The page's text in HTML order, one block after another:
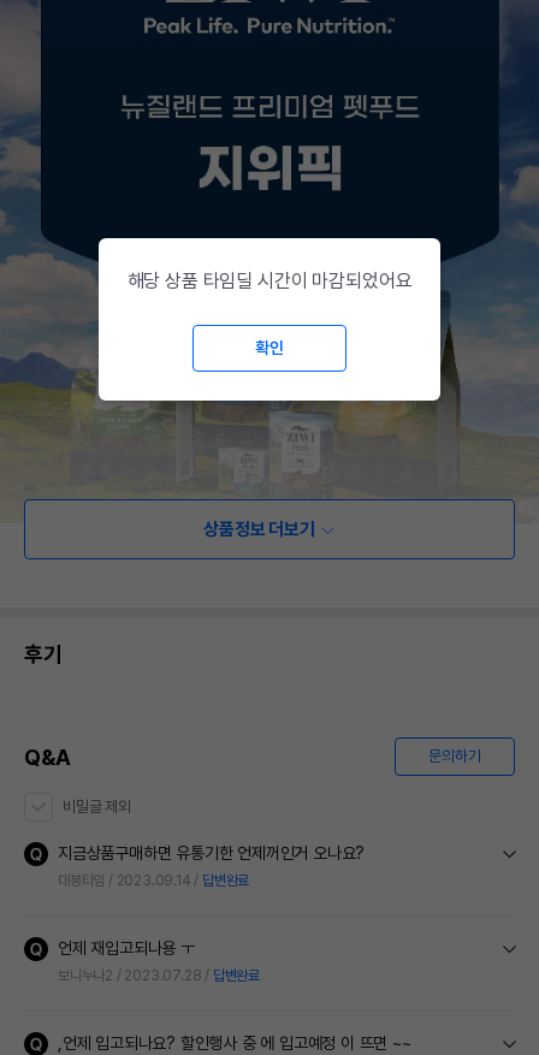
상품정보 더보기
후기
Q&A 문의하기
비밀글 제외
지금상품구매하면 유통기한 언제꺼인거 오나요?
대봉타임 2023.09.14 답변완료
언제 재입고되나용 ㅜ
보니누나2 2023.07.28 답변완료
,언제 입고되나요? 할인행사 중 에 입고예정 이 뜨면 ~~
해당 상품 타임딜 시간이 마감되었어요
확인